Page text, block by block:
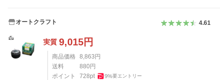
オートクラフト 4.61
実質 9,015円
商品価格 8,863 円
送料
880 円
ポイント
728pt 9%要エントリー